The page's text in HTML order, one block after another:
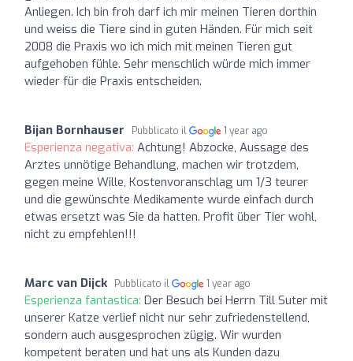
Anliegen. Ich bin froh darf ich mir meinen Tieren dorthin
und weiss die Tiere sind in guten Händen. Für mich seit
2008 die Praxis wo ich mich mit meinen Tieren gut
aufgehoben fühle. Sehr menschlich würde mich immer
wieder für die Praxis entscheiden.
Bijan Bornhauser Pubblicato il 1 year ago
Esperienza negativa: Achtung! Abzocke, Aussage des
Arztes unnötige Behandlung, machen wir trotzdem,
gegen meine Wille, Kostenvoranschlag um 1/3 teurer
und die gewünschte Medikamente wurde einfach durch
etwas ersetzt was Sie da hatten. Profit über Tier wohl,
nicht zu empfehlen!!!
Marc van Dijck Pubblicato il 1 year ago
Esperienza fantastica: Der Besuch bei Herrn Till Suter mit
unserer Katze verlief nicht nur sehr zufriedenstellend,
sondern auch ausgesprochen zügig. Wir wurden
kompetent beraten und hat uns als Kunden dazu